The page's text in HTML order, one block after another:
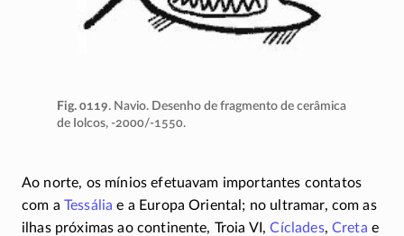
Fig. 0119. Navio. Desenho de fragmento de cerâmica
de Iolcos, -2000/-1550.
Ao norte, os mínios efetuavam importantes contatos
com a Tessália e a Europa Oriental; no ultramar, com as
ilhas próximas ao continente, Troia VI,Cíclades,Creta e